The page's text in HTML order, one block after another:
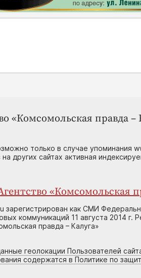
«Комсомольская правда –
только в случае упоминания
других сайтах активная
«Комсомольская
зарегистрирован как СМИ
коммуникаций 11 августа 2014
правда – Калуга»
геолокации Пользователей
содержатся в Политике по